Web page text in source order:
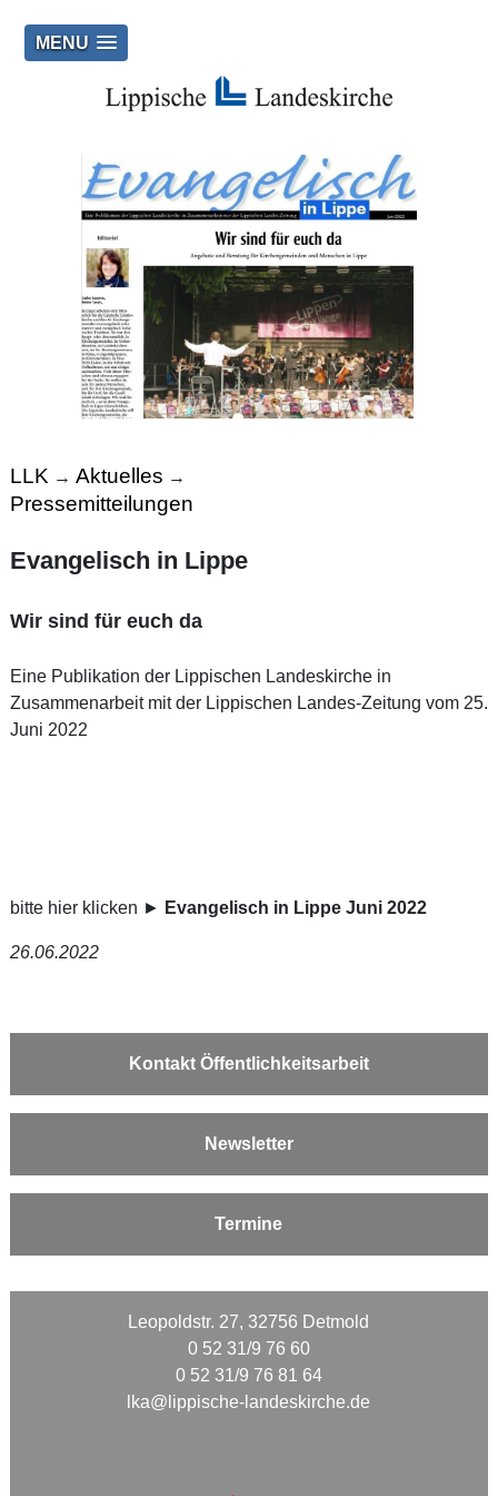
MENU
LLK → Aktuelles →
Pressemitteilungen
Evangelisch in Lippe
Wir sind für euch da
Eine Publikation der Lippischen Landeskirche in
Zusammenarbeit mit der Lippischen Landes-Zeitung vom 25.
Juni 2022
bitte hier klicken ► Evangelisch in Lippe Juni 2022
26.06.2022
Kontakt Öffentlichkeitsarbeit
Newsletter
Termine
Leopoldstr. 27, 32756 Detmold
0 52 31/9 76 60
0 52 31/9 76 81 64
lka@lippische-landeskirche.de